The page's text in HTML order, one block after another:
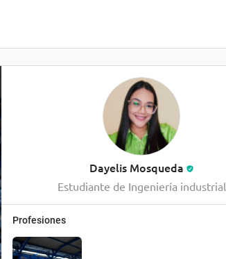
Dayelis Mosqueda
Estudiante de Ingeniería industrial
Profesiones